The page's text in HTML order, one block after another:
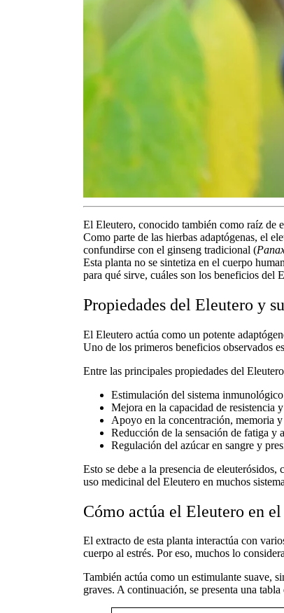
El Eleutero, conocido también como raíz de
Como parte de las hierbas adaptógenas, el
confundirse con el ginseng tradicional (
Esta planta no se sintetiza en el cuerpo
para qué sirve, cuáles son los beneficios del
Propiedades del Eleutero y
El Eleutero actúa como un potente
Uno de los primeros beneficios observados
Entre las principales propiedades del
Estimulación del sistema inmunológico
Mejora en la capacidad de resistencia
Apoyo en la concentración, memoria
Reducción de la sensación de fatiga y
Regulación del azúcar en sangre y
Esto se debe a la presencia de
uso medicinal del Eleutero en muchos
Cómo actúa el Eleutero en
El extracto de esta planta interactúa con
cuerpo al estrés. Por eso, muchos lo
También actúa como un estimulante suave,
graves. A continuación, se presenta una